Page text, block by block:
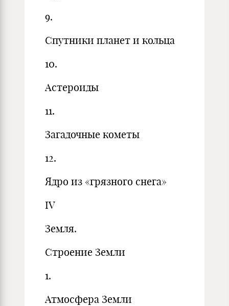
9.
Спутники планет и кольца
10.
Астероиды
11.
Загадочные кометы
12.
Ядро из «грязного снега»
IV
Земля.
Строение Земли
1.
Атмосфера Земли